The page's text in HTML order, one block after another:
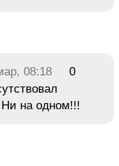
08:18
0
Ни на одном!!!